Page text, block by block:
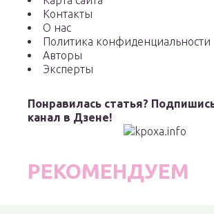
Контакты
О нас
Политика конфиденциальности
Авторы
Эксперты
Понравилась статья?
канал в Дзене!
РЕКОМЕНДУЕМ